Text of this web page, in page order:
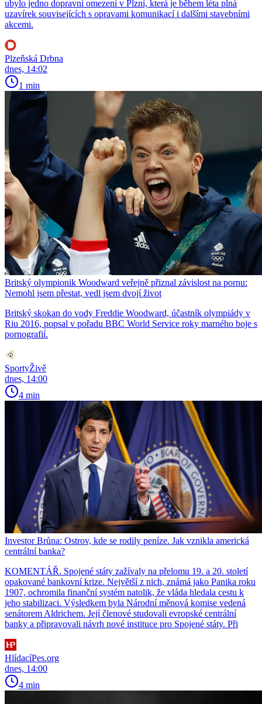
ubylo jedno dopravní omezení v Plzni, která je během léta plná
uzavírek souvisejících s opravami komunikací i dalšími stavebními
akcemi.
Plzeňská Drbna
dnes, 14:02
1 min
Britský olympionik Woodward veřejně přiznal závislost na pornu:
Nemohl jsem přestat, vedl jsem dvojí život
Britský skokan do vody Freddie Woodward, účastník olympiády v
Riu 2016, popsal v pořadu BBC World Service roky marného boje s
pornografií.
SportyŽivě
dnes, 14:00
4 min
Investor Brůna: Ostrov, kde se rodily peníze. Jak vznikla americká
centrální banka?
KOMENTÁŘ. Spojené státy zažívaly na přelomu 19. a 20. století
opakované bankovní krize. Největší z nich, známá jako Panika roku
1907, ochromila finanční systém natolik, že vláda hledala cestu k
jeho stabilizaci. Výsledkem byla Národní měnová komise vedená
senátorem Aldrichem. Její členové studovali evropské centrální
banky a připravovali návrh nové instituce pro Spojené státy. Při
HlídacíPes.org
dnes, 14:00
4 min